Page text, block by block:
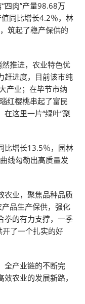
四肉”产量98.68万
同比增长4.2％，林
筑起了稳产保供的
推进，农业特色优
赶进度，目前该市纯
产业；在毕节市纳
红樱桃串起了富民
这里一片“绿叶”聚
比增长13.5％，园林
线勾勒出高质量发
农业，聚焦品种品质
品生产保供，强化
拳的有力支撑，一季
了一个扎实的好
全产业链的不断完
农业的发展新路，